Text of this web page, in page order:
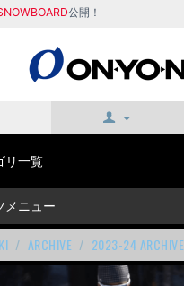
公開！
リ一覧
メニュー
/ ARCHIVE / 2023-24 ARCHIVE